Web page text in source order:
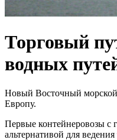
Торговый
водных
Новый Восточный морской
Европу.
Первые контейнеровозы с
альтернативой для